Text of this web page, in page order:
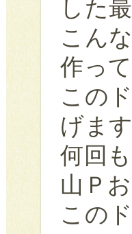
した
こん
作っ
この
げます
何回
山Ｐ
この